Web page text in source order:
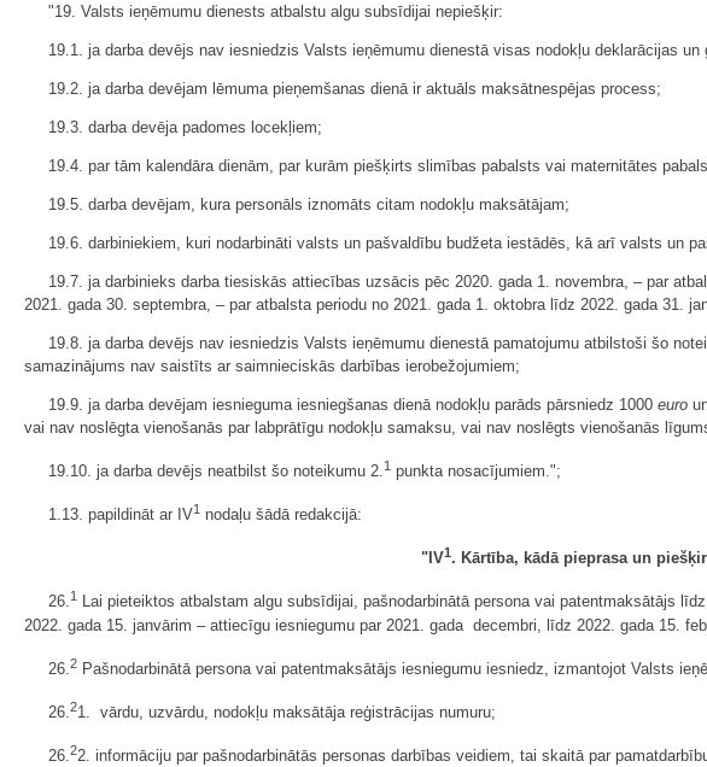
"19. Valsts ieņēmumu dienests atbalstu algu subsīdijai nepiešķir:
19.1. ja darba devējs nav iesniedzis Valsts ieņēmumu dienestā visas nodokļu deklarācijas
19.2. ja darba devējam lēmuma pieņemšanas dienā ir aktuāls maksātnespējas process;
19.3. darba devēja padomes locekļiem;
19.4. par tām kalendāra dienām, par kurām piešķirts slimības pabalsts vai maternitātes
19.5. darba devējam, kura personāls iznomāts citam nodokļu maksātājam;
19.6. darbiniekiem, kuri nodarbināti valsts un pašvaldību budžeta iestādēs, kā arī valsts un
19.7. ja darbinieks darba tiesiskās attiecības uzsācis pēc 2020. gada 1. novembra, – par
2021. gada 30. septembra, – par atbalsta periodu no 2021. gada 1. oktobra līdz 2022. gada 31.
19.8. ja darba devējs nav iesniedzis Valsts ieņēmumu dienestā pamatojumu atbilstoši šo
samazinājums nav saistīts ar saimnieciskās darbības ierobežojumiem;
19.9. ja darba devējam iesnieguma iesniegšanas dienā nodokļu parāds pārsniedz 1000 euro
vai nav noslēgta vienošanās par labprātīgu nodokļu samaksu, vai nav noslēgts vienošanās
19.10. ja darba devējs neatbilst šo noteikumu 2. 1 punkta nosacījumiem.";
1.13. papildināt ar IV1 nodaļu šādā redakcijā:
"IV1. Kārtība, kādā pieprasa un
26.1 Lai pieteiktos atbalstam algu subsīdijai, pašnodarbinātā persona vai patentmaksātājs
2022. gada 15. janvārim – attiecīgu iesniegumu par 2021. gada decembri, līdz 2022. gada 15.
26.2 Pašnodarbinātā persona vai patentmaksātājs iesniegumu iesniedz, izmantojot Valsts
26.21. vārdu, uzvārdu, nodokļu maksātāja reģistrācijas numuru;
26.22. informāciju par pašnodarbinātās personas darbības veidiem, tai skaitā par